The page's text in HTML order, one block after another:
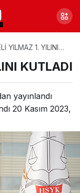
YILMAZ 1. YILINI
KUTLADI
yayınlandı
20 Kasım 2023,
Paylaş